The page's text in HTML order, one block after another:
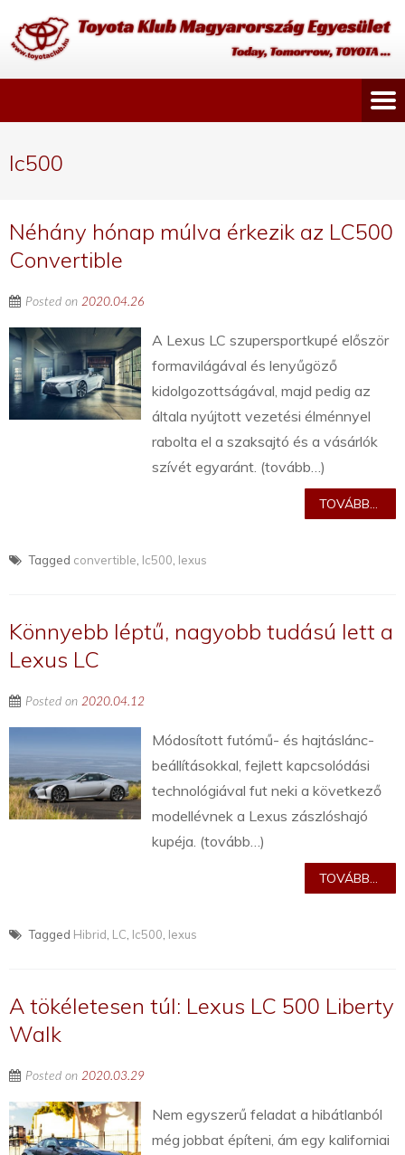
lc500
Néhány hónap múlva érkezik az LC500
Convertible
Posted on 2020.04.26
A Lexus LC szupersportkupé először
formavilágával és lenyűgöző
kidolgozottságával, majd pedig az
általa nyújtott vezetési élménnyel
rabolta el a szaksajtó és a vásárlók
szívét egyaránt. (tovább…)
TOVÁBB...
Tagged convertible lc500 lexus
Könnyebb léptű, nagyobb tudású lett a
Lexus LC
Posted on 2020.04.12
Módosított futómű- és hajtáslánc-
beállításokkal, fejlett kapcsolódási
technológiával fut neki a következő
modellévnek a Lexus zászlóshajó
kupéja. (tovább…)
TOVÁBB...
Tagged Hibrid LC lc500 lexus
A tökéletesen túl: Lexus LC 500 Liberty
Walk
Posted on 2020.03.29
Nem egyszerű feladat a hibátlanból
még jobbat építeni, ám egy kaliforniai